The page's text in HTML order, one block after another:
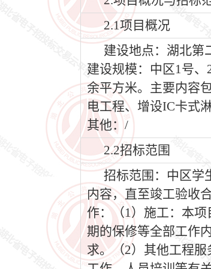
2.1项目概况
建设地点：湖北第
建设规模：中区1号
余平方米。主要内容
电工程、增设IC卡式
其他：/
2.2招标范围
招标范围：中区学
内容，直至竣工验收
作：（1）施工：本
期的保修等全部工作
求。（2）其他工程